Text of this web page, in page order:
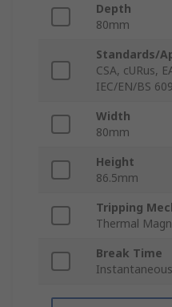
Depth
80mm
Standards/
CSA, cURus,
IEC/EN/BS
Width
80mm
Height
86.5mm
Tripping
Thermal
Break Time
Instantaneous